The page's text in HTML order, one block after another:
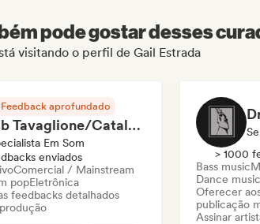
pode gostar desses
visitando o perfil de Gail Estrada
Feedback aprofundado
Rob Tavaglione/Catalyst Recording
Em Som
enviados
Comercial / Mainstream
popEletrônica
feedbacks detalhados
> 1000
Bass music
Dance music
Oferecer
publicação
Assinar